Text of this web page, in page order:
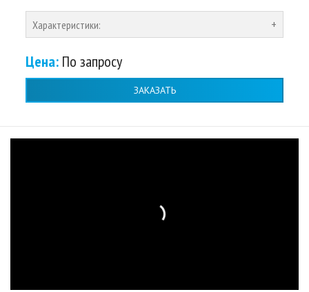
Характеристики:
Цена: По запросу
ЗАКАЗАТЬ